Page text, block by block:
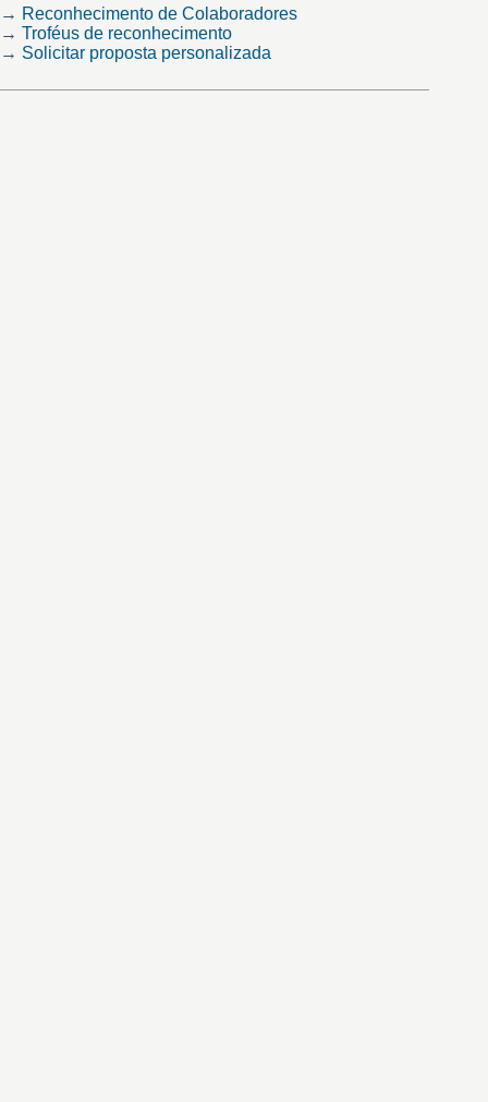
→ Reconhecimento de Colaboradores
→ Troféus de reconhecimento
→ Solicitar proposta personalizada